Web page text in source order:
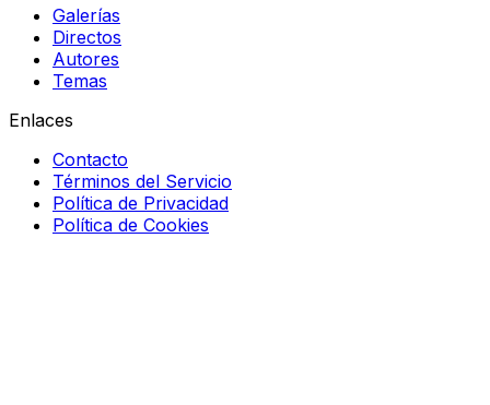
Galerías
Directos
Autores
Temas
Enlaces
Contacto
Términos del Servicio
Política de Privacidad
Política de Cookies